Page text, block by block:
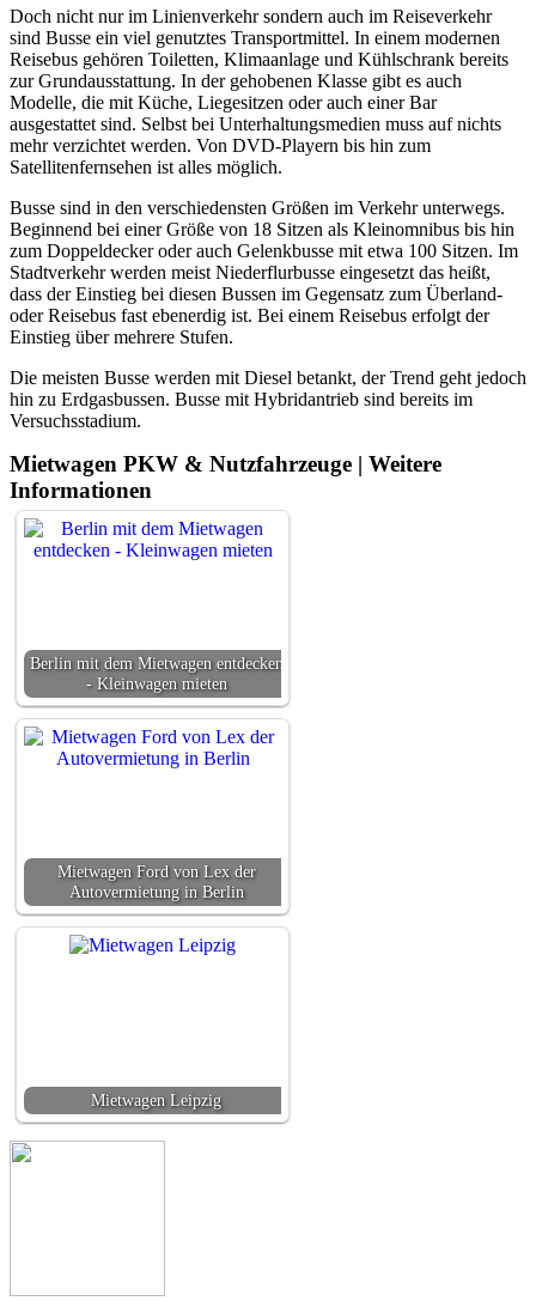
Doch nicht nur im Linienverkehr sondern auch im Reiseverkehr
sind Busse ein viel genutztes Transportmittel. In einem modernen
Reisebus gehören Toiletten, Klimaanlage und Kühlschrank bereits
zur Grundausstattung. In der gehobenen Klasse gibt es auch
Modelle, die mit Küche, Liegesitzen oder auch einer Bar
ausgestattet sind. Selbst bei Unterhaltungsmedien muss auf nichts
mehr verzichtet werden. Von DVD-Playern bis hin zum
Satellitenfernsehen ist alles möglich.
Busse sind in den verschiedensten Größen im Verkehr unterwegs.
Beginnend bei einer Größe von 18 Sitzen als Kleinomnibus bis hin
zum Doppeldecker oder auch Gelenkbusse mit etwa 100 Sitzen. Im
Stadtverkehr werden meist Niederflurbusse eingesetzt das heißt,
dass der Einstieg bei diesen Bussen im Gegensatz zum Überland-
oder Reisebus fast ebenerdig ist. Bei einem Reisebus erfolgt der
Einstieg über mehrere Stufen.
Die meisten Busse werden mit Diesel betankt, der Trend geht jedoch
hin zu Erdgasbussen. Busse mit Hybridantrieb sind bereits im
Versuchsstadium.
Mietwagen PKW & Nutzfahrzeuge | Weitere
Informationen
Berlin mit dem Mietwagen entdecken
- Kleinwagen mieten
Mietwagen Ford von Lex der
Autovermietung in Berlin
Mietwagen Leipzig